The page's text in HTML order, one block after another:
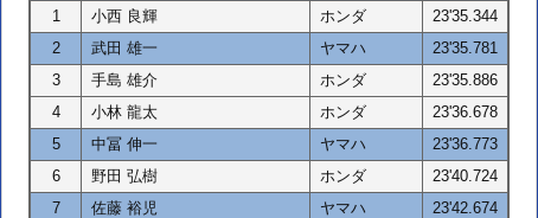
1
小西 良輝 ホンダ
23'35.344
2
武田 雄一 ヤマハ
23'35.781
3
手島 雄介 ホンダ
23'35.886
4
小林 龍太 ホンダ
23'36.678
5
中冨 伸一 ヤマハ
23'36.773
6
野田 弘樹 ホンダ
23'40.724
7
佐藤 裕児 ヤマハ
23'42.674